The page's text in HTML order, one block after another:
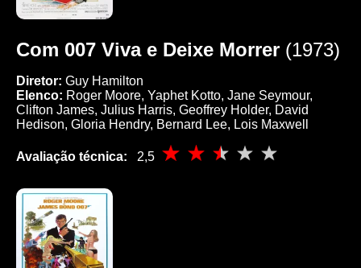
Com 007 Viva e Deixe Morrer (1973)
Diretor: Guy Hamilton
Elenco: Roger Moore, Yaphet Kotto, Jane Seymour,
Clifton James, Julius Harris, Geoffrey Holder, David
Hedison, Gloria Hendry, Bernard Lee, Lois Maxwell
Avaliação técnica: 2,5